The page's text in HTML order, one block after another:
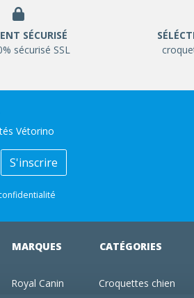
SÉCURISÉ
sécurisé SSL
Vétorino
S'inscrire
MARQUES
Royal Canin
CATÉGORIES
Croquettes chien